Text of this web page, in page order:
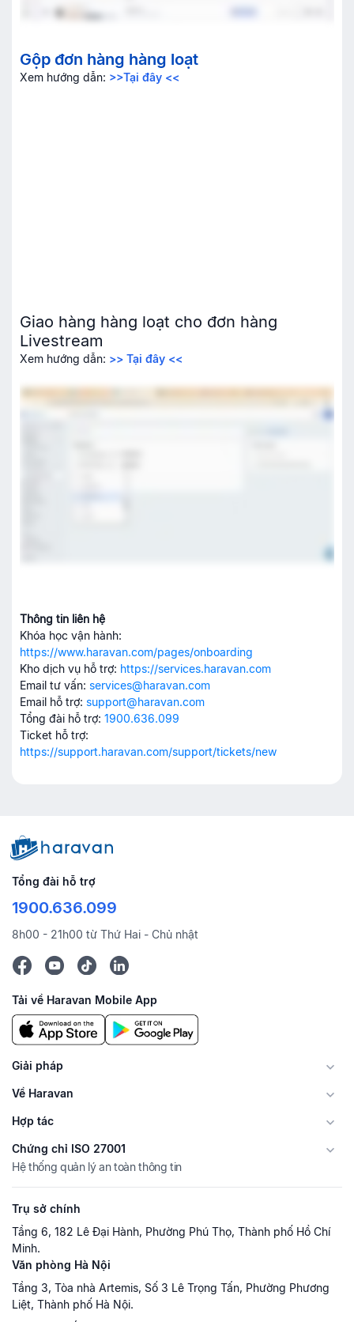
Gộp đơn hàng hàng loạt
Xem hướng dẫn: >>Tại đây <<
Giao hàng hàng loạt cho đơn hàng
Livestream
Xem hướng dẫn: >> Tại đây <<
Thông tin liên hệ
Khóa học vận hành:
https://www.haravan.com/pages/onboarding
Kho dịch vụ hỗ trợ: https://services.haravan.com
Email tư vấn: services@haravan.com
Email hỗ trợ: support@haravan.com
Tổng đài hỗ trợ: 1900.636.099
Ticket hỗ trợ:
https://support.haravan.com/support/tickets/new
Tổng đài hỗ trợ
1900.636.099
8h00 - 21h00 từ Thứ Hai - Chủ nhật
Tải về Haravan Mobile App
Giải pháp
Về Haravan
Hợp tác
Chứng chỉ ISO 27001
Hệ thống quản lý an toàn thông tin
Trụ sở chính
Tầng 6, 182 Lê Đại Hành, Phường Phú Thọ, Thành phố Hồ Chí
Minh.
Văn phòng Hà Nội
Tầng 3, Tòa nhà Artemis, Số 3 Lê Trọng Tấn, Phường Phương
Liệt, Thành phố Hà Nội.